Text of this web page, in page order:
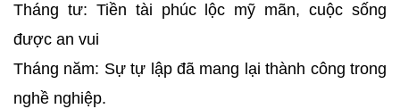
Tháng tư: Tiền tài phúc lộc mỹ mãn, cuộc sống
được an vui
Tháng năm: Sự tự lập đã mang lại thành công trong
nghề nghiệp.